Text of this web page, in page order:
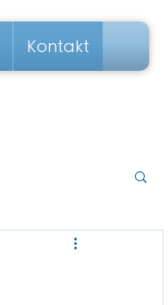
Kontakt